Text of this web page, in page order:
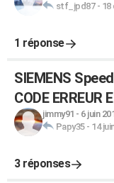
stf_jpd87- 18
1 réponse
SIEMENS
CODE ERREUR
jimmy91 - 6 juin
Papy35- 14
3 réponses